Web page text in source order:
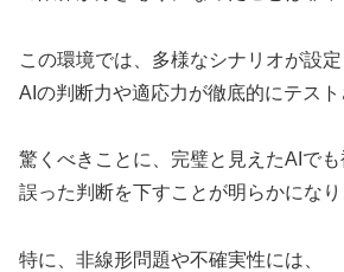
この環境では、多様なシナリオが設定
AIの判断力や適応力が徹底的にテスト
驚くべきことに、完璧と見えたAIで
誤った判断を下すことが明らかになり
特に、非線形問題や不確実性には、